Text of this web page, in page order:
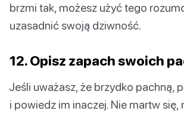
brzmi tak, możesz użyć tego
uzasadnić swoją dziwność.
12. Opisz zapach swoich
Jeśli uważasz, że brzydko pachną,
i powiedz im inaczej. Nie martw się,